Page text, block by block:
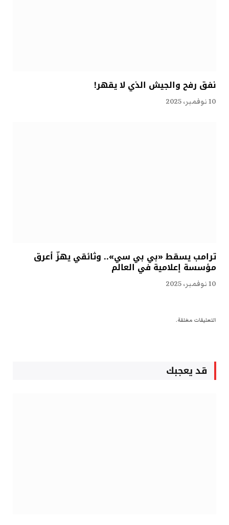
نفق رفح والجيش الذي لا يقهر!
10 نوفمبر، 2025
ترامب يسقط «بي بي سي».. وثائقي يهزّ أعرق
مؤسسة إعلامية في العالم
10 نوفمبر، 2025
التعليقات مغلقة.
قد يعجبك